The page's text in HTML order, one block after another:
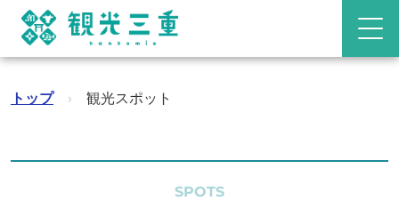
トップ › 観光スポット
SPOTS